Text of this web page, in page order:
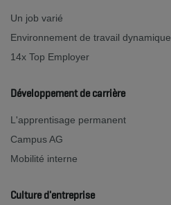
Un job varié
Environnement de travail dynamique
14x Top Employer
Développement de carrière
L'apprentisage permanent
Campus AG
Mobilité interne
Culture d'entreprise